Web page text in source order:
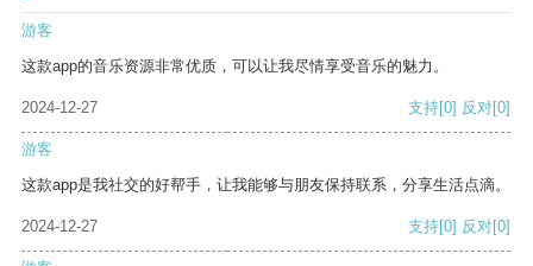
游客
这款app的音乐资源非常优质，可以让我尽情享受音乐的魅力。
2024-12-27 支持[0] 反对[0]
游客
这款app是我社交的好帮手，让我能够与朋友保持联系，分享生活点滴。
2024-12-27 支持[0] 反对[0]